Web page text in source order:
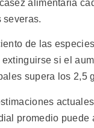
alimentaria
severas.
de las
si el
supera los 2,5
promedio puede